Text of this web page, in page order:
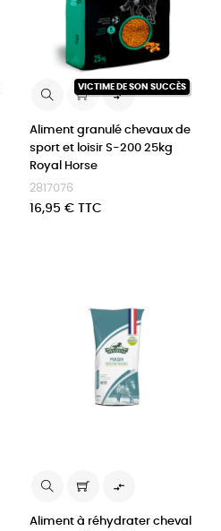
VICTIME DE SON SUCCÈS

Aliment granulé chevaux de
sport et loisir S-200 25kg
Royal Horse
2817076
Prix
16,95 € TTC

Aliment à réhydrater cheval